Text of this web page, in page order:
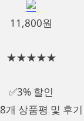
11,800원
★★★★★
✅3% 할인
개 상품평 및 후기